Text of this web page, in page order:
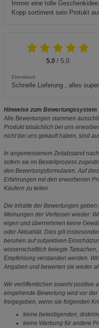
Immer eine tolle
Kopp sortiment sein Protukt
5.0 / 5.0
Ebersbach
Schnelle Lieferung , alles
Hinweise zum Bewertungssystem
Alle Bewertungen stammen
Produkt tatsächlich bei uns
nicht bei uns gekauft haben, sind
In angemessenem Zeitabstand
sofern sie im Bestellprozess
den Bewertungsformularen. Auf
Erfahrungen mit den erworbenen
Käufern zu teilen.
Die Inhalte der Bewertungen
Meinungen der Verfasser wieder.
eigen und übernehmen keine
oder Aktualität. Dies gilt
beruhen auf subjektiven
wissenschaftlich belegte
Empfehlung verstanden werden.
Angaben und bewerten sie weder
Wir veröffentlichen sowohl positive
eingehende Bewertung wird vor
freigegeben, wenn sie folgenden
keine beleidigenden,
keine Werbung für andere